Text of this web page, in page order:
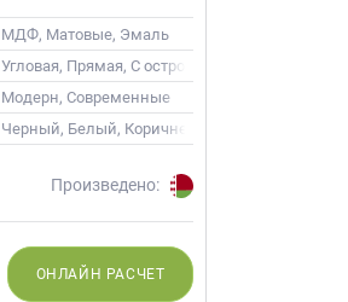
МДФ, Матовые, Эмаль
Угловая, Прямая, С островом
Модерн, Современные
Черный, Белый, Коричневый, Белый верх
Произведено:
ОНЛАЙН РАСЧЕТ